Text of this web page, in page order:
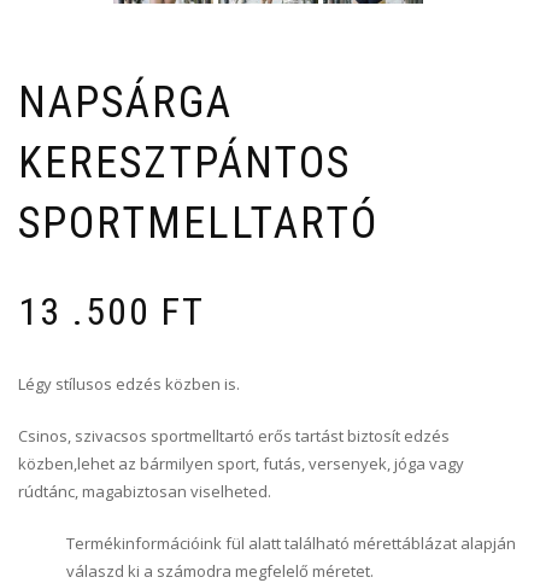
NAPSÁRGA
KERESZTPÁNTOS
SPORTMELLTARTÓ
13 .500 FT
Légy stílusos edzés közben is.
Csinos, szivacsos sportmelltartó erős tartást biztosít edzés
közben,lehet az bármilyen sport, futás, versenyek, jóga vagy
rúdtánc, magabiztosan viselheted.
Termékinformációink fül alatt található mérettáblázat alapján
válaszd ki a számodra megfelelő méretet.